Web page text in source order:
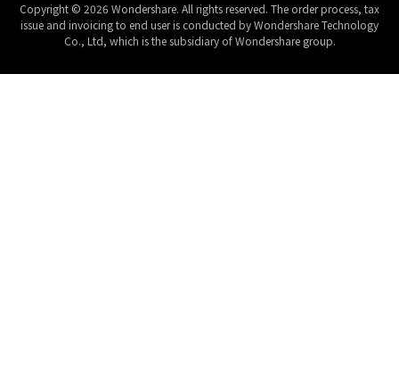
Copyright © 2026 Wondershare. All rights reserved. The order process, tax
issue and invoicing to end user is conducted by Wondershare Technology
Co., Ltd, which is the subsidiary of Wondershare group.